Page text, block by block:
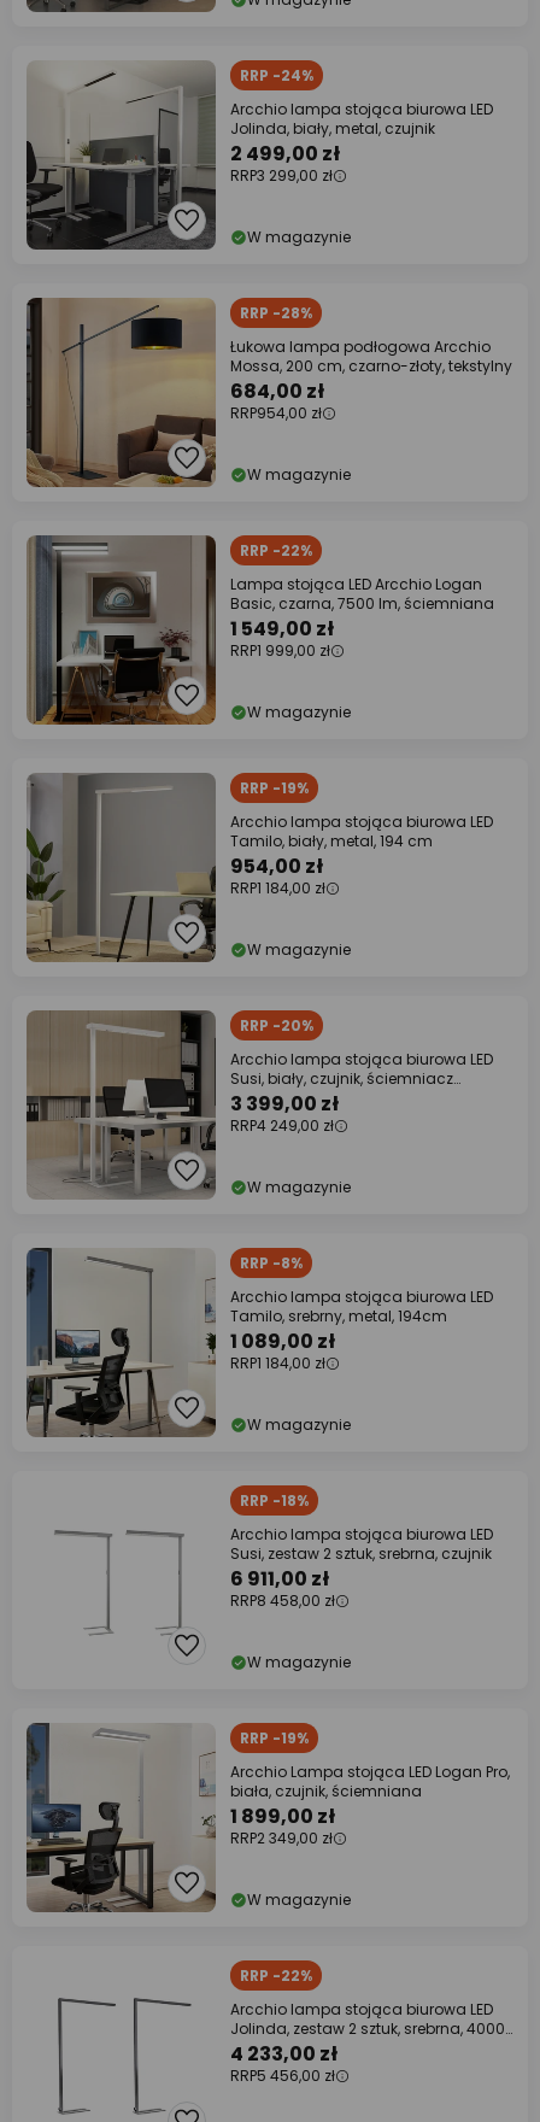
RRP -24%
Arcchio lampa stojąca biurowa LED
Jolinda, biały, metal, czujnik
2 499,00 zł
RRP3 299,00 zł
W magazynie
RRP -28%
Łukowa lampa podłogowa Arcchio
Mossa, 200 cm, czarno-złoty, tekstylny
684,00 zł
RRP954,00 zł
W magazynie
RRP -22%
Lampa stojąca LED Arcchio Logan
Basic, czarna, 7500 lm, ściemniana
1 549,00 zł
RRP1 999,00 zł
W magazynie
RRP -19%
Arcchio lampa stojąca biurowa LED
Tamilo, biały, metal, 194 cm
954,00 zł
RRP1 184,00 zł
W magazynie
RRP -20%
Arcchio lampa stojąca biurowa LED
Susi, biały, czujnik, ściemniacz
dotykowy
3 399,00 zł
RRP4 249,00 zł
W magazynie
RRP -8%
Arcchio lampa stojąca biurowa LED
Tamilo, srebrny, metal, 194cm
1 089,00 zł
RRP1 184,00 zł
W magazynie
RRP -18%
Arcchio lampa stojąca biurowa LED
Susi, zestaw 2 sztuk, srebrna, czujnik
6 911,00 zł
RRP8 458,00 zł
W magazynie
RRP -19%
Arcchio Lampa stojąca LED Logan Pro,
biała, czujnik, ściemniana
1 899,00 zł
RRP2 349,00 zł
W magazynie
RRP -22%
Arcchio lampa stojąca biurowa LED
Jolinda, zestaw 2 sztuk, srebrna, 4000
K
4 233,00 zł
RRP5 456,00 zł